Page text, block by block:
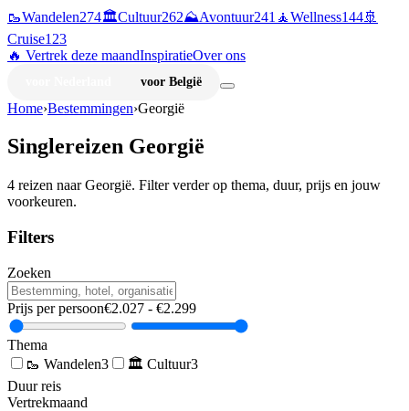
🥾Wandelen274🏛️Cultuur262⛰️Avontuur241 🧘Wellness144🚢
Cruise123
🔥 Vertrek deze maandInspiratieOver ons
voor België
Home›Bestemmingen›Georgië
Singlereizen Georgië
4 reizen naarGeorgië. Filter verder op thema, duur, prijs en jouw
voorkeuren.
Filters
Zoeken
Prijs per persoon€2.027 - €2.299
Thema
🥾 Wandelen3 🏛️ Cultuur3
Duur reis
Vertrekmaand